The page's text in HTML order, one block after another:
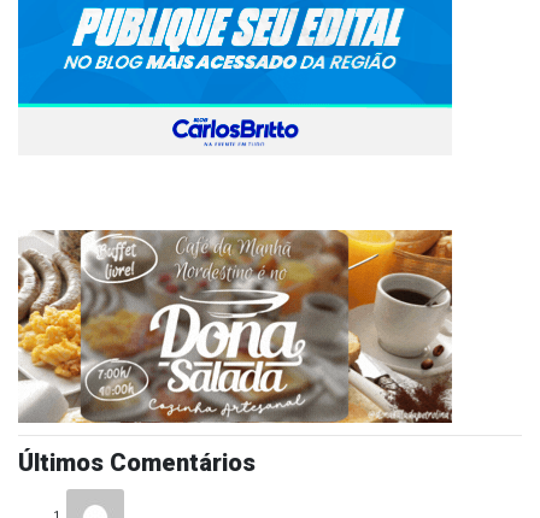
Últimos Comentários